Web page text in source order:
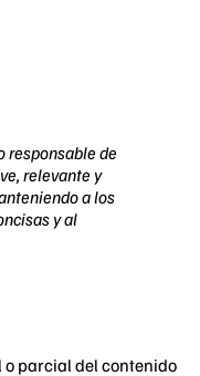
responsable de
relevante y
a los
y al
parcial del contenido